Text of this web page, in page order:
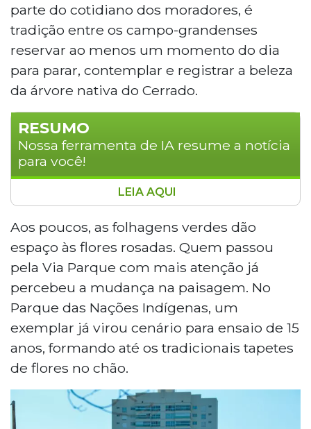
parte do cotidiano dos moradores, é
tradição entre os campo-grandenses
reservar ao menos um momento do dia
para parar, contemplar e registrar a beleza
da árvore nativa do Cerrado.
RESUMO
Nossa ferramenta de IA resume a notícia
para você!
Os ipês-rosas começam a florescer em
Campo Grande, colorindo ruas, canteiros
e parques da cidade. No Parque das
Nações Indígenas, as árvores já servem
de cenário para ensaios fotográficos e
atraem moradores e visitantes. A
estudante Samira Ouro, de 14 anos,
natural do Rio Grande do Norte,
aproveitou a florada durante visita ao
parque. Para os campo-grandenses, a
época é considerada uma das mais
aguardadas do ano, quando a cidade
ganha ainda mais beleza.
LEIA AQUI
Aos poucos, as folhagens verdes dão
espaço às flores rosadas. Quem passou
pela Via Parque com mais atenção já
percebeu a mudança na paisagem. No
Parque das Nações Indígenas, um
exemplar já virou cenário para ensaio de 15
anos, formando até os tradicionais tapetes
de flores no chão.